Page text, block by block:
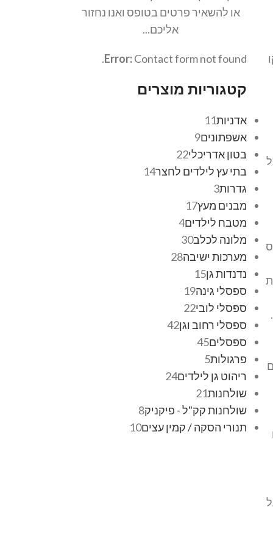
או להשאיר פרטים בטופס ואנו נחזור
אליכם...
Error:Contact form not found.
קטגוריות מוצרים
אדניות11
אשפתונים9
בטון אדריכלי22
בתי עץ לילדים לחצר14
גדרות3
מבנים מעץ17
מטבח לילדים4
מלונה לכלב30
מערכות ישיבה28
נדנדות גן15
ספסלי גינה19
ספסלי לובי22
ספסלי רחוב וגן42
ספסלים45
פרגולות5
ריהוט גן לילדים24
שולחנות21
שולחנות קק"ל - פיקניק8
תנורי הסקה / קמין עצים10